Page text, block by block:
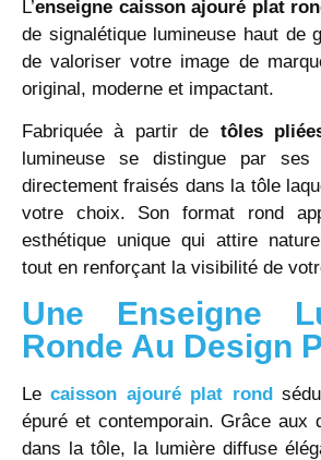
L’enseigne caisson ajouré plat
de signalétique lumineuse haut de
de valoriser votre image de
original, moderne et impactant.
Fabriquée à partir de tôles
lumineuse se distingue par
directement fraisés dans la tôle
votre choix. Son format rond
esthétique unique qui attire
tout en renforçant la visibilité de
Une Enseigne
Ronde Au Design
Lecaisson ajouré plat rond
épuré et contemporain. Grâce aux
dans la tôle, la lumière diffuse